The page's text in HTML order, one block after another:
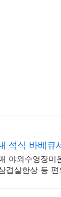
석식 바베큐
야외수영장미
겹살한상 등 편